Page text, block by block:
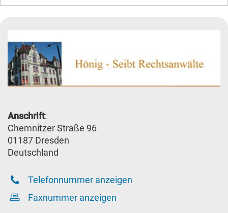
Anschrift:
Chemnitzer Straße 96
01187 Dresden
Deutschland
Telefonnummer anzeigen
Faxnummer anzeigen